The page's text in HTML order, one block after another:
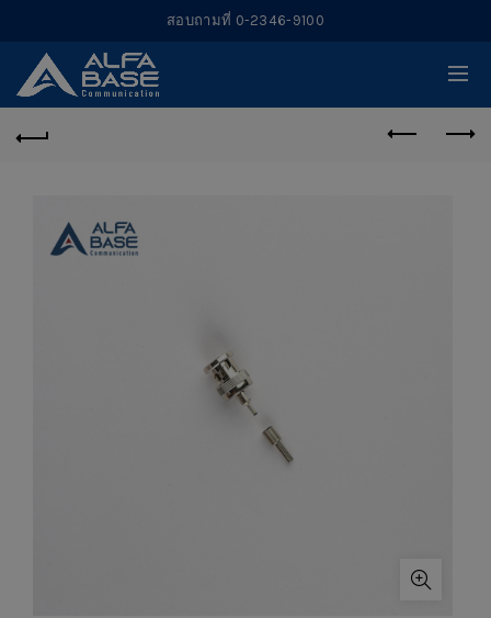
สอบถามที่ 0-2346-9100